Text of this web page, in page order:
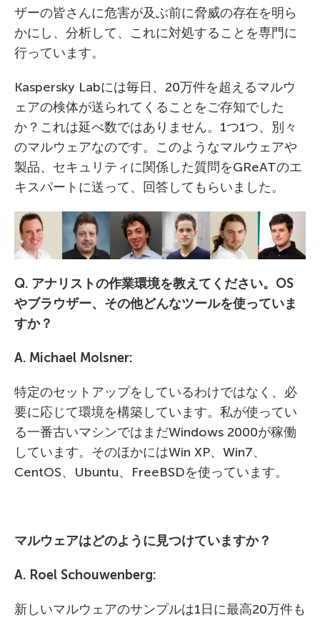
ザーの皆さんに危害が及ぶ前に脅威の存在を明ら
かにし、分析して、これに対処することを専門に
行っています。
Kaspersky Labには毎日、20万件を超えるマルウ
ェアの検体が送られてくることをご存知でした
か？これは延べ数ではありません。1つ1つ、別々
のマルウェアなのです。このようなマルウェアや
製品、セキュリティに関係した質問をGReATのエ
キスパートに送って、回答してもらいました。
Q. アナリストの作業環境を教えてください。 OS
やブラウザー、その他どんなツールを使っていま
すか？
A. Michael Molsner:
特定のセットアップをしているわけではなく、必
要に応じて環境を構築しています。私が使ってい
る一番古いマシンではまだWindows 2000が稼働
しています。そのほかにはWin XP、Win7、
CentOS、Ubuntu、FreeBSDを使っています。
マルウェアはどのように見つけていますか？
A. Roel Schouwenberg:
新しいマルウェアのサンプルは1日に最高20万件も